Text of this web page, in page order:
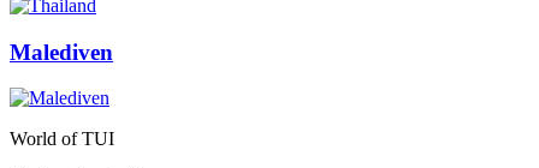
Malediven
World of TUI